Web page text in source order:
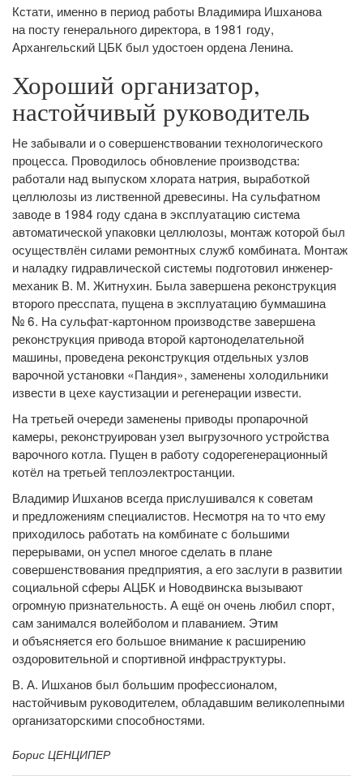
Кстати, именно в период работы Владимира Ишханова
на посту генерального директора, в 1981 году,
Архангельский ЦБК был удостоен ордена Ленина.
Хороший организатор,
настойчивый руководитель
Не забывали и о совершенствовании технологического
процесса. Проводилось обновление производства:
работали над выпуском хлората натрия, выработкой
целлюлозы из лиственной древесины. На сульфатном
заводе в 1984 году сдана в эксплуатацию система
автоматической упаковки целлюлозы, монтаж которой был
осуществлён силами ремонтных служб комбината. Монтаж
и наладку гидравлической системы подготовил инженер-
механик В. М. Житнухин. Была завершена реконструкция
второго пресспата, пущена в эксплуатацию буммашина
№ 6. На сульфат-картонном производстве завершена
реконструкция привода второй картоноделательной
машины, проведена реконструкция отдельных узлов
варочной установки «Пандия», заменены холодильники
извести в цехе каустизации и регенерации извести.
На третьей очереди заменены приводы пропарочной
камеры, реконструирован узел выгрузочного устройства
варочного котла. Пущен в работу содорегенерационный
котёл на третьей теплоэлектростанции.
Владимир Ишханов всегда прислушивался к советам
и предложениям специалистов. Несмотря на то что ему
приходилось работать на комбинате с большими
перерывами, он успел многое сделать в плане
совершенствования предприятия, а его заслуги в развитии
социальной сферы АЦБК и Новодвинска вызывают
огромную признательность. А ещё он очень любил спорт,
сам занимался волейболом и плаванием. Этим
и объясняется его большое внимание к расширению
оздоровительной и спортивной инфраструктуры.
В. А. Ишханов был большим профессионалом,
настойчивым руководителем, обладавшим великолепными
организаторскими способностями.
Борис ЦЕНЦИПЕР